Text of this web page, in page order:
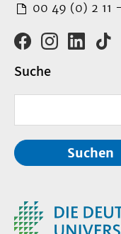
00 49 (0) 2 11
Suche
Suchen